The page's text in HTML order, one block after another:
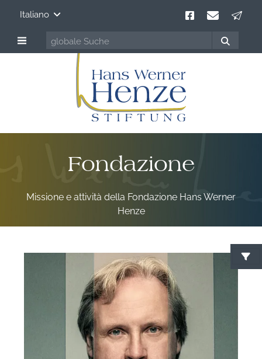
Italiano
Fondazione
Missione e attività della Fondazione Hans Werner
Henze